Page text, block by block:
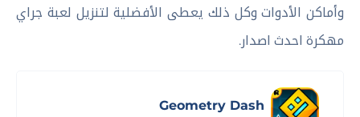
وأماكن الأدوات وكل ذلك يعطى الأفضلية لتنزيل لعبة جراي
مهكرة احدث اصدار.
Geometry Dash